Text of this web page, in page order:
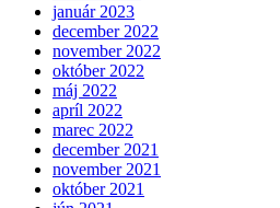
január 2023
december 2022
november 2022
október 2022
máj 2022
apríl 2022
marec 2022
december 2021
november 2021
október 2021